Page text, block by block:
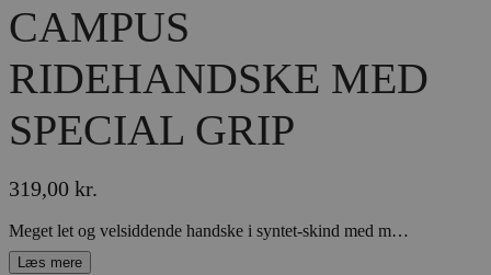
CAMPUS
RIDEHANDSKE MED
SPECIAL GRIP
319,00 kr.
Meget let og velsiddende handske i syntet-skind med meget effektiv silicone-grip på håndfladen og mellem fingrene. Indsats af lycra over knoene på håndryggen for ekstra komfort. Velcrolukning ved håndled med Campus-logo.